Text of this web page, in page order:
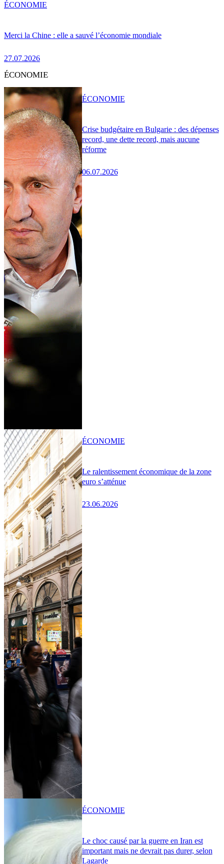
Merci la Chine : elle a sauvé l’économie mondiale
27.07.2026
ÉCONOMIE
ÉCONOMIE
Crise budgétaire en Bulgarie : des dépenses
record, une dette record, mais aucune
réforme
06.07.2026
ÉCONOMIE
Le ralentissement économique de la zone
euro s’atténue
23.06.2026
ÉCONOMIE
Le choc causé par la guerre en Iran est
important mais ne devrait pas durer, selon
Lagarde
ÉCONOMIE